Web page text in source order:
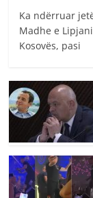
Ka ndërruar
Madhe e
Kosovës, pasi